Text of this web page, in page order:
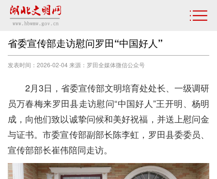
省委宣传部走访慰问罗田“中国好人”
发表时间：2026-02-04 来源：罗田全媒体微信公众号
2月3日，省委宣传部文明培育处处长、一级调研
员万春梅来罗田县走访慰问“中国好人”王开明、杨明
成，向他们致以诚挚问候和美好祝福，并送上慰问金
与证书。市委宣传部副部长陈李虹，罗田县委委员、
宣传部部长崔伟陪同走访。